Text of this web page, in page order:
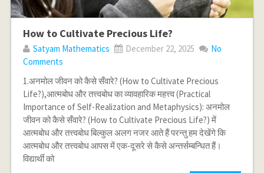
How to Cultivate Precious Life?
Satyam Mathematics December 22, 2025
No
Comments
1.अनमोल जीवन को कैसे सँवारे? (How to Cultivate Precious
Life?),आत्मबोध और तत्त्वबोध का व्यावहारिक महत्त्व (Practical
Importance of Self-Realization and Metaphysics): अनमोल
जीवन को कैसे सँवारे? (How to Cultivate Precious Life?) में
आत्मबोध और तत्त्वबोध बिल्कुल अलग नजर आते हैं परन्तु हम देखेंगे कि
आत्मबोध और तत्त्वबोध आपस में एक-दूसरे से कैसे अन्तर्सम्बन्धित हैं।
विद्यार्थी को